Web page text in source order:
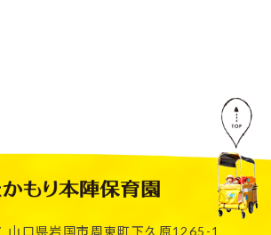
山口県岩国市周東町下久原1265-1